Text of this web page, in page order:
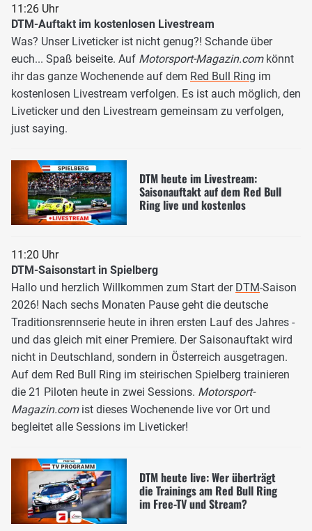
11:26 Uhr
DTM-Auftakt im kostenlosen Livestream
Was? Unser Liveticker ist nicht genug?! Schande über
euch... Spaß beiseite. Auf Motorsport-Magazin.com könnt
ihr das ganze Wochenende auf dem Red Bull Ring im
kostenlosen Livestream verfolgen. Es ist auch möglich, den
Liveticker und den Livestream gemeinsam zu verfolgen,
just saying.
DTM heute im Livestream:
Saisonauftakt auf dem Red Bull
Ring live und kostenlos
11:20 Uhr
DTM-Saisonstart in Spielberg
Hallo und herzlich Willkommen zum Start der DTM-Saison
2026! Nach sechs Monaten Pause geht die deutsche
Traditionsrennserie heute in ihren ersten Lauf des Jahres -
und das gleich mit einer Premiere. Der Saisonauftakt wird
nicht in Deutschland, sondern in Österreich ausgetragen.
Auf dem Red Bull Ring im steirischen Spielberg trainieren
die 21 Piloten heute in zwei Sessions. Motorsport-
Magazin.com ist dieses Wochenende live vor Ort und
begleitet alle Sessions im Liveticker!
DTM heute live: Wer überträgt
die Trainings am Red Bull Ring
im Free-TV und Stream?